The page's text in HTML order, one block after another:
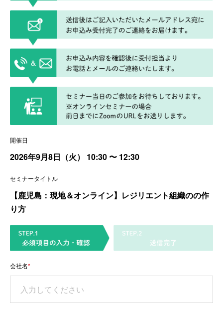
開催日
2026年9月8日（火） 10:30 〜 12:30
セミナータイトル
【鹿児島：現地＆オンライン】レジリエント組織のの作
り方
会社名*